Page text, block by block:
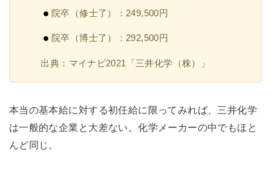
院卒（修士了）：249,500円
院卒（博士了）：292,500円
出典：マイナビ2021「三井化学（株）」
本当の基本給に対する初任給に限ってみれば、三井化学
は一般的な企業と大差ない。化学メーカーの中でもほと
んど同じ。